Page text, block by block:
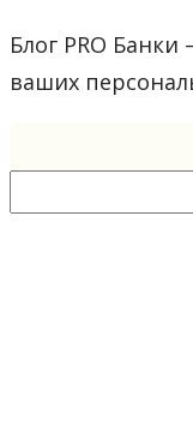
Блог PRO
ваших